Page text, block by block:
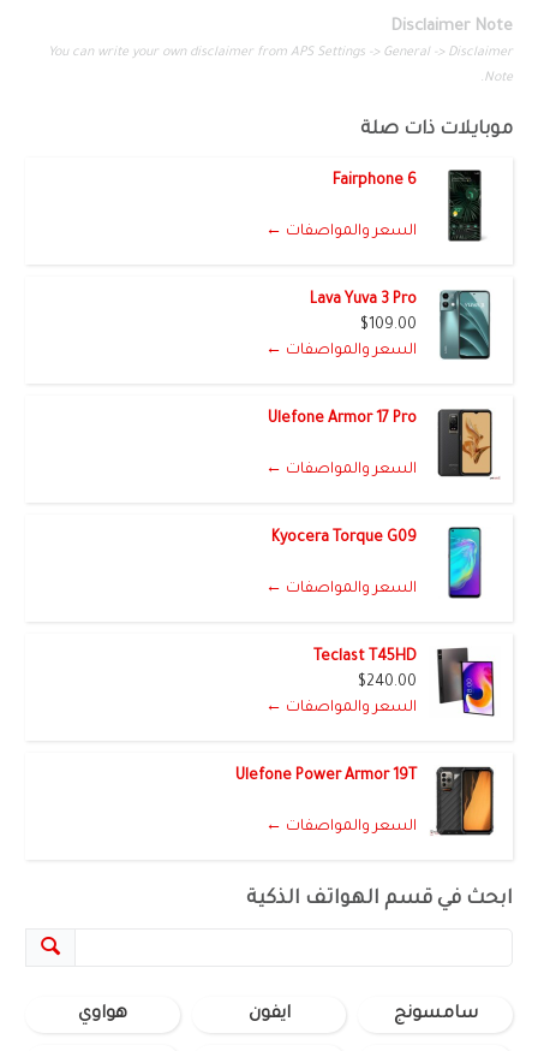
Disclaimer Note
You can write your own disclaimer from APS Settings -> General -> Disclaimer
Note.
موبايلات ذات صلة
Fairphone 6
السعر والمواصفات ←
Lava Yuva 3 Pro
$109.00
السعر والمواصفات ←
Ulefone Armor 17 Pro
السعر والمواصفات ←
Kyocera Torque G09
السعر والمواصفات ←
Teclast T45HD
$240.00
السعر والمواصفات ←
Ulefone Power Armor 19T
السعر والمواصفات ←
ابحث في قسم الهواتف الذكية
سامسونج ايفون هواوي